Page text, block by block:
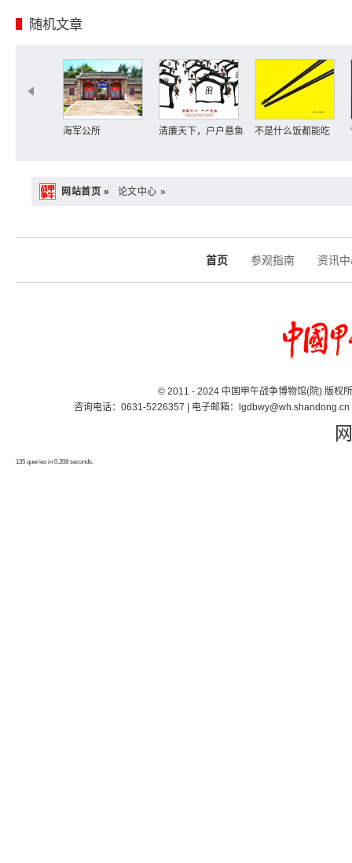
随机文章
海军公所 清廉天下，户户悬鱼 不是什么饭都能吃
网站首页 » 论文中心 »
首页 参观指南 资讯
© 2011 - 2024 中国甲午战争博物馆(院) 版
咨询电话：0631-5226357 | 电子邮箱：
135 queries in 0.208 seconds.